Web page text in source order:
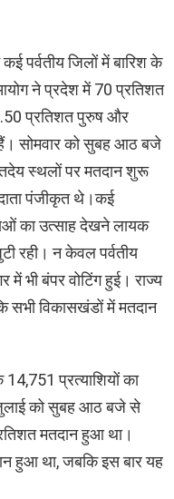
पर्वतीय जिलों में बारिश के
ने प्रदेश में 70 प्रतिशत
प्रतिशत पुरुष और
हैं। सोमवार को सुबह आठ बजे
स्थलों पर मतदान शुरू
पंजीकृत थे।कई
का उत्साह देखने लायक
रही। न केवल पर्वतीय
में भी बंपर वोटिंग हुई। राज्य
सभी विकासखंडों में मतदान
प्रत्याशियों का
को सुबह आठ बजे से
मतदान हुआ था।
हुआ था, जबकि इस बार यह